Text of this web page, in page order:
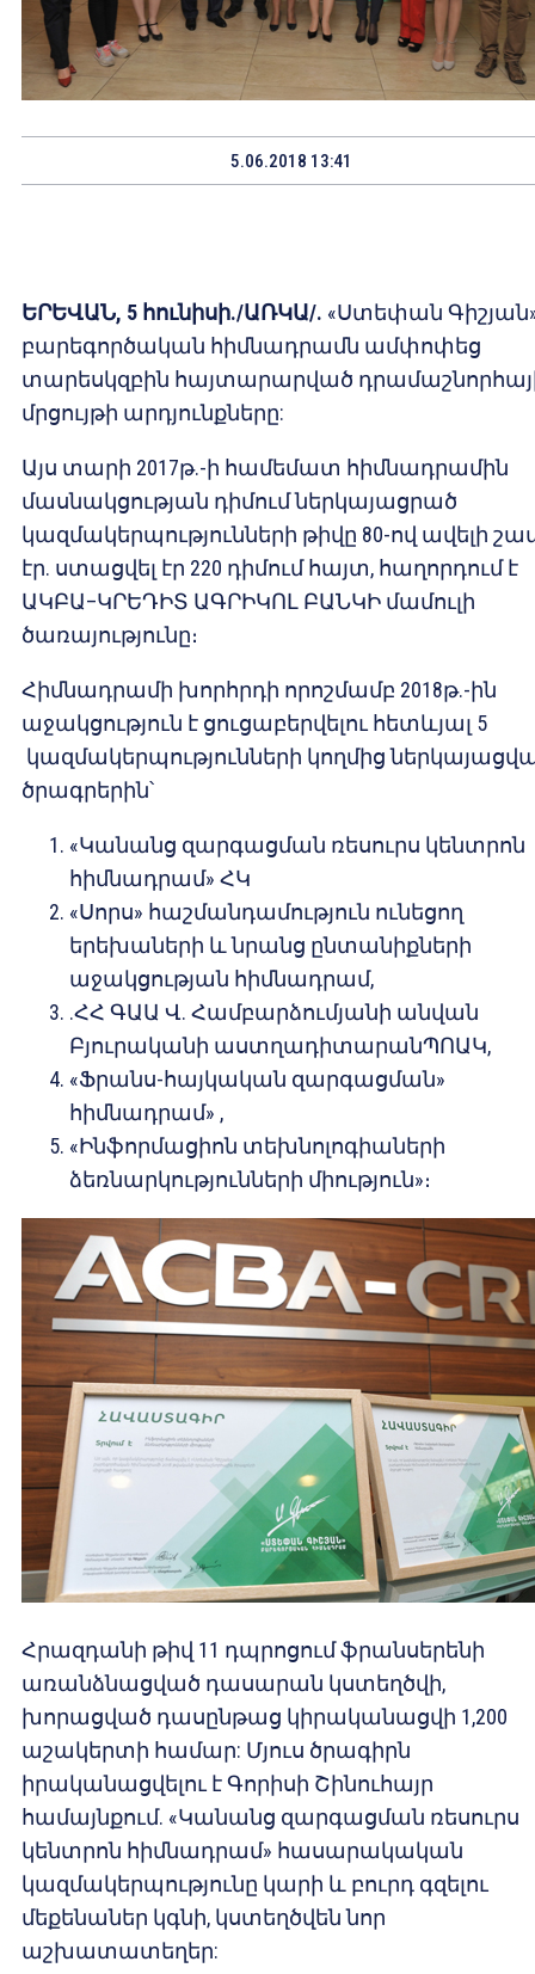
5.06.2018 13:41
ԵՐԵՎԱՆ, 5 հունիսի./ԱՌԿԱ/. «Ստեփան
բարեգործական հիմնադրամն ամփոփեց
տարեսկզբին հայտարարված
մրցույթի արդյունքները:
Այս տարի 2017թ.-ի համեմատ հիմնադրամին
մասնակցության դիմում ներկայացրած
կազմակերպությունների թիվը 80-ով ավելի
էր. ստացվել էր 220 դիմում հայտ, հաղորդում է
ԱԿԲԱ–ԿՐԵԴԻՏ ԱԳՐԻԿՈԼ ԲԱՆԿԻ մամուլի
ծառայությունը։
Հիմնադրամի խորհրդի որոշմամբ 2018թ.-ին
աջակցություն է ցուցաբերվելու հետևյալ 5
կազմակերպությունների կողմից
ծրագրերին՝
«Կանանց զարգացման ռեսուրս կենտրոն
հիմնադրամ» ՀԿ
«Սորս» հաշմանդամություն ունեցող
երեխաների և նրանց ընտանիքների
աջակցության հիմնադրամ,
.ՀՀ ԳԱԱ Վ. Համբարձումյանի անվան
Բյուրականի աստղադիտարանՊՈԱԿ,
«Ֆրանս-հայկական զարգացման»
հիմնադրամ» ,
«Ինֆորմացիոն տեխնոլոգիաների
ձեռնարկությունների միություն»։
Հրազդանի թիվ 11 դպրոցում ֆրանսերենի
առանձնացված դասարան կստեղծվի,
խորացված դասընթաց կիրականացվի 1,200
աշակերտի համար: Մյուս ծրագիրն
իրականացվելու է Գորիսի Շինուհայր
համայնքում. «Կանանց զարգացման ռեսուրս
կենտրոն հիմնադրամ» հասարակական
կազմակերպությունը կարի և բուրդ գզելու
մեքենաներ կգնի, կստեղծվեն նոր
աշխատատեղեր: